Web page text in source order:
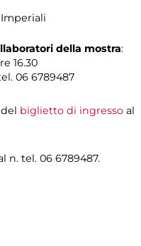
della mostra:
16.30
06 6789487
biglietto di ingresso al
n. tel. 06 6789487.